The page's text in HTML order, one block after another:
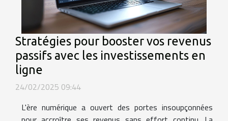
Stratégies pour booster vos revenus
passifs avec les investissements en
ligne
24/02/2025 09:44
L'ère numérique a ouvert des portes insoupçonnées